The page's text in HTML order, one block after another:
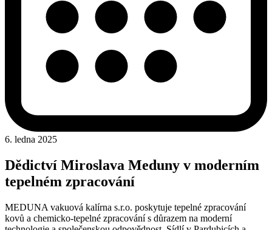
6. ledna 2025
Dědictví Miroslava Meduny v moderním
tepelném zpracování
MEDUNA vakuová kalírna s.r.o. poskytuje tepelné zpracování
kovů a chemicko-tepelné zpracování s důrazem na moderní